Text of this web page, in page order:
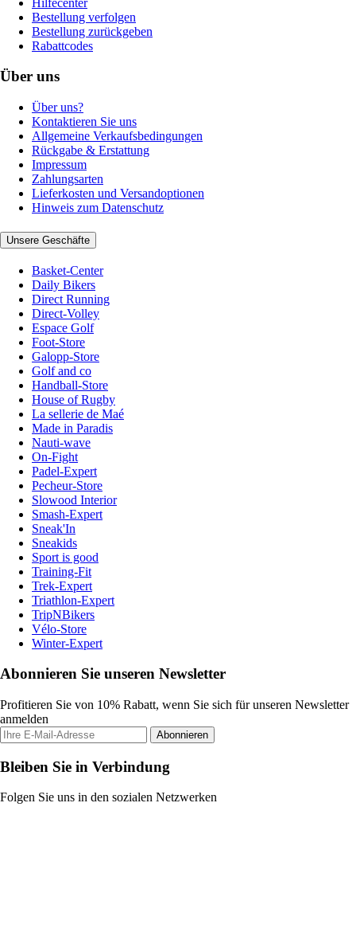
Bestellung verfolgen
Bestellung zurückgeben
Rabattcodes
Über uns
Über uns?
Kontaktieren Sie uns
Allgemeine Verkaufsbedingungen
Rückgabe & Erstattung
Impressum
Zahlungsarten
Lieferkosten und Versandoptionen
Hinweis zum Datenschutz
Unsere Geschäfte
Basket-Center
Daily Bikers
Direct Running
Direct-Volley
Espace Golf
Foot-Store
Galopp-Store
Golf and co
Handball-Store
House of Rugby
La sellerie de Maé
Made in Paradis
Nauti-wave
On-Fight
Padel-Expert
Pecheur-Store
Slowood Interior
Smash-Expert
Sneak'In
Sneakids
Sport is good
Training-Fit
Trek-Expert
Triathlon-Expert
TripNBikers
Vélo-Store
Winter-Expert
Abonnieren Sie unseren Newsletter
Profitieren Sie von 10% Rabatt, wenn Sie sich für unseren Newsletter
anmelden
Abonnieren
Bleiben Sie in Verbindung
Folgen Sie uns in den sozialen Netzwerken